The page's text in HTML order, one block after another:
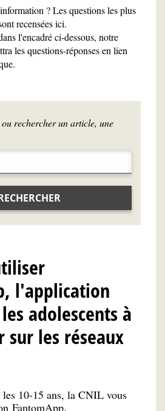
? Les questions les plus
recensées ici.
l'encadré ci-dessous, notre
les questions-réponses en lien
rechercher un article, une
l'application
adolescents à
sur les réseaux
10-15 ans, la CNIL vous
FantomApp.